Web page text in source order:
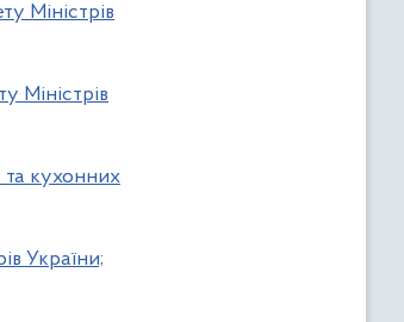
Міністрів
Міністрів
кухонних
України;